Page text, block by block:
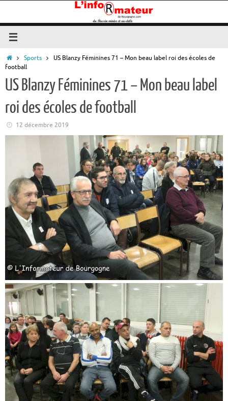
contenu
Accueil
Sports
US Blanzy Féminines 71 – Mon beau label roi des écoles de
football
US Blanzy Féminines 71 – Mon beau label
roi des écoles de football
12 décembre 2019